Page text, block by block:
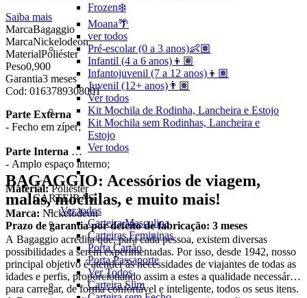
Frozen❄️
Moana🌴
ver todos
Pré-escolar (0 a 3 anos)👶🏽
Infantil (4 a 6 anos)👦🏽
Infantojuvenil (7 a 12 anos)👦🏽
Juvenil (12+ anos)👨🏽
Ver todos
Kit Mochila de Rodinha, Lancheira e Estojo
Kit Mochila sem Rodinhas, Lancheira e
Estojo
Ver todos
CARTEIRAS
Ver todos
Carteira Masculina
Carteiras Femininas
Porta Cartão
Porta Passaporte
Ver Todos
Carteira Slim
Saiba mais
MarcaBagaggio
MarcaNickelodeon
MaterialPoliéster
Peso0,900
Garantia3 meses
Cod: 0163789308001
Parte Externa
- Fecho em zíper;
Parte Interna
- Amplo espaço interno;
Material:Poliéster
Marca: Nickelodeon
Prazo de garantia por defeito de fabricação: 3 meses
BAGAGGIO: Acessórios de viagem,
malas, mochilas, e muito mais!
A Bagaggio acredita que, para cada pessoa, existem diversas
possibilidades a serem experimentadas. Por isso, desde 1942, nosso
principal objetivo é atender às necessidades de viajantes de todas as
idades e perfis, proporcionando assim a estes a qualidade necessária
para carregar, de forma confortável e inteligente, todos os seus itens.